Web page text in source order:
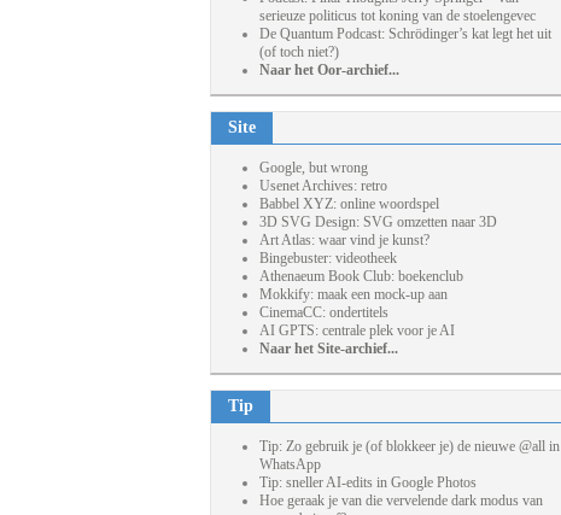
serieuze politicus tot koning van de stoelengevec
De Quantum Podcast: Schrödinger’s kat legt het uit
(of toch niet?)
Naar het Oor-archief...
Site
Google, but wrong
Usenet Archives: retro
Babbel XYZ: online woordspel
3D SVG Design: SVG omzetten naar 3D
Art Atlas: waar vind je kunst?
Bingebuster: videotheek
Athenaeum Book Club: boekenclub
Mokkify: maak een mock-up aan
CinemaCC: ondertitels
AI GPTS: centrale plek voor je AI
Naar het Site-archief...
Tip
Tip: Zo gebruik je (of blokkeer je) de nieuwe @all in
WhatsApp
Tip: sneller AI-edits in Google Photos
Hoe geraak je van die vervelende dark modus van